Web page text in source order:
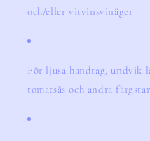
och/eller vitvinsvinäger
För ljusa handtag, undvik
tomatsås och andra